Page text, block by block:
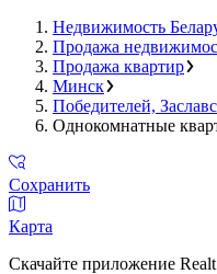
Недвижимость
Продажа
Продажа квартир
Минск
Победителей,
Однокомнатные
Сохранить
Карта
Скачайте приложение Realt